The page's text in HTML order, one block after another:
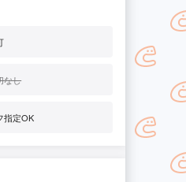
なし
指定OK